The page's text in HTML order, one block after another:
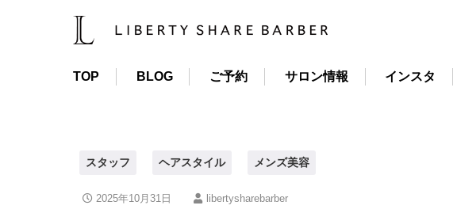
TOP BLOG ご予約 サロン情報 インスタ
スタッフ ヘアスタイル メンズ美容
2025年10月31日 libertysharebarber